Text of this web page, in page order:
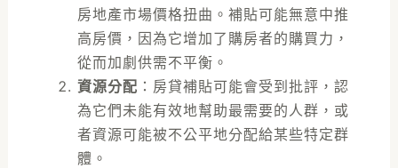
房地產市場價格扭曲。補貼可能無意中推
高房價，因為它增加了購房者的購買力，
從而加劇供需不平衡。
資源分配 ：房貸補貼可能會受到批評，認
為它們未能有效地幫助最需要的人群，或
者資源可能被不公平地分配給某些特定群
體。